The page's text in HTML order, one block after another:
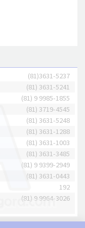
(81)3631-5237
(81) 3631-5241
(81) 9 9985-1855
(81) 3719-4545
(81) 3631-5248
(81) 3631-1288
(81) 3631-1003
(81) 3631-3485
(81) 9 9399-2949
(81) 3631-0443
192
(81) 9 9964-3026